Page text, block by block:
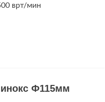
врт/мин
Ф115мм